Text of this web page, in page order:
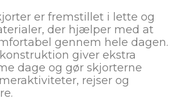
er fremstillet i lette og
der hjælper med at
gennem hele dagen.
giver ekstra
dage og gør skjorterne
rejser og